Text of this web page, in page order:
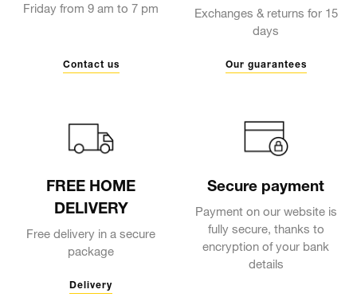
Friday from 9 am to 7 pm
Contact us
Exchanges & returns for 15
days
Our guarantees
FREE HOME
DELIVERY
Free delivery in a secure
package
Delivery
Secure payment
Payment on our website is
fully secure, thanks to
encryption of your bank
details